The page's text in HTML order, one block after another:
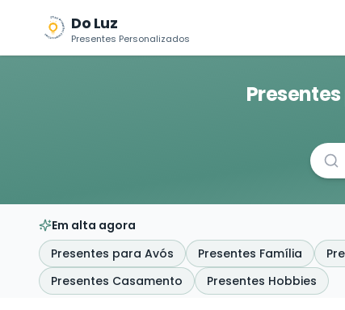
Do Luz
Presentes Personalizados
Em alta agora
Presentes para Avós
Presentes Família
Presentes Casamento
Presentes Hobbies